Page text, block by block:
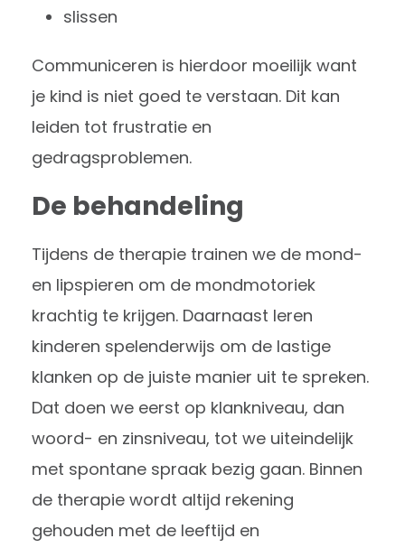
slissen
Communiceren is hierdoor moeilijk want
je kind is niet goed te verstaan. Dit kan
leiden tot frustratie en
gedragsproblemen.
De behandeling
Tijdens de therapie trainen we de mond-
en lipspieren om de mondmotoriek
krachtig te krijgen. Daarnaast leren
kinderen spelenderwijs om de lastige
klanken op de juiste manier uit te spreken.
Dat doen we eerst op klankniveau, dan
woord- en zinsniveau, tot we uiteindelijk
met spontane spraak bezig gaan. Binnen
de therapie wordt altijd rekening
gehouden met de leeftijd en